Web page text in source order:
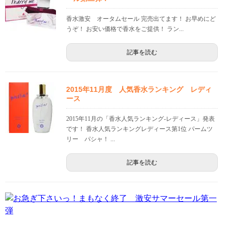
香水激安 オータムセール 完売出てます！ お早めにど
うぞ！ お安い価格で香水をご提供！ ラン...
記事を読む
2015年11月度 人気香水ランキング レディ
ース
2015年11月の「香水人気ランキング-レディース」発表
です！ 香水人気ランキングレディース第1位 パームツ
リー パシャ！ ...
記事を読む